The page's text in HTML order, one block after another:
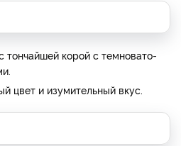
тончайшей корой с темновато-
цвет и изумительный вкус.